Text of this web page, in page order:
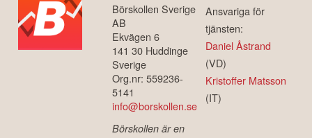
Börskollen Sverige
AB
Ekvägen 6
141 30 Huddinge
Sverige
Org.nr: 559236-
5141
info@borskollen.se
Börskollen är en
Ansvariga för
tjänsten:
Daniel Åstrand
(VD)
Kristoffer Matsson
(IT)